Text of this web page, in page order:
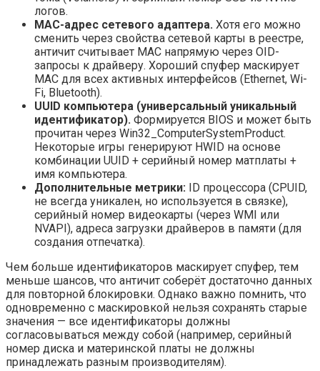
логов.
MAC-адрес сетевого адаптера. Хотя его можно
сменить через свойства сетевой карты в реестре,
античит считывает MAC напрямую через OID-
запросы к драйверу. Хороший спуфер маскирует
MAC для всех активных интерфейсов (Ethernet, Wi-
Fi, Bluetooth).
UUID компьютера (универсальный уникальный
идентификатор). Формируется BIOS и может быть
прочитан через Win32_ComputerSystemProduct.
Некоторые игры генерируют HWID на основе
комбинации UUID + серийный номер матплаты +
имя компьютера.
Дополнительные метрики: ID процессора (CPUID,
не всегда уникален, но используется в связке),
серийный номер видеокарты (через WMI или
NVAPI), адреса загрузки драйверов в памяти (для
создания отпечатка).
Чем больше идентификаторов маскирует спуфер, тем
меньше шансов, что античит соберёт достаточно данных
для повторной блокировки. Однако важно помнить, что
одновременно с маскировкой нельзя сохранять старые
значения — все идентификаторы должны
согласовываться между собой (например, серийный
номер диска и материнской платы не должны
принадлежать разным производителям).